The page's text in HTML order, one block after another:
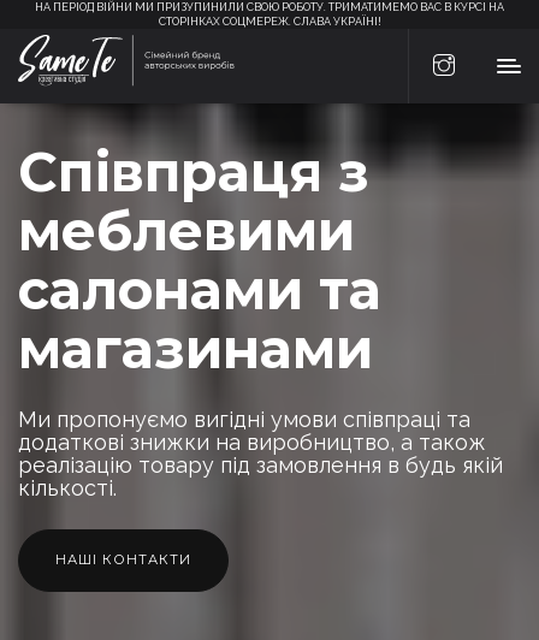
НА ПЕРІОД ВІЙНИ МИ ПРИЗУПИНИЛИ СВОЮ РОБОТУ. ТРИМАТИМЕМО ВАС В КУРСІ НА
СТОРІНКАХ СОЦМЕРЕЖ. СЛАВА УКРАЇНІ!
Співпраця з
меблевими
салонами та
магазинами
Ми пропонуємо вигідні умови співпраці та
додаткові знижки на виробництво, а також
реалізацію товару під замовлення в будь якій
кількості.
НАШІ КОНТАКТИ